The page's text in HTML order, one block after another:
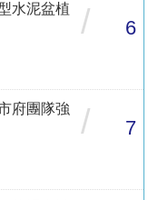
水泥盆植
/ 6
府團隊強
/ 7